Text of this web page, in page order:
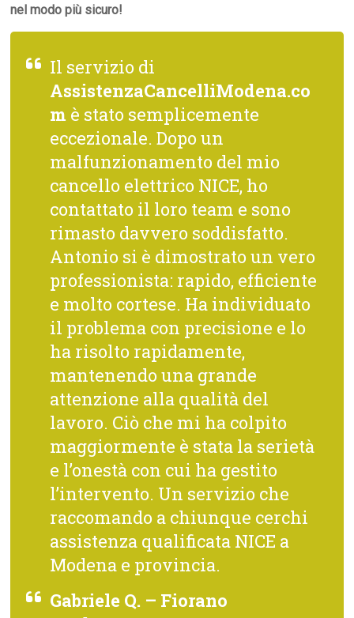
nel modo più sicuro!
Il servizio di
AssistenzaCancelliModena.co
m è stato semplicemente
eccezionale. Dopo un
malfunzionamento del mio
cancello elettrico NICE, ho
contattato il loro team e sono
rimasto davvero soddisfatto.
Antonio si è dimostrato un vero
professionista: rapido, efficiente
e molto cortese. Ha individuato
il problema con precisione e lo
ha risolto rapidamente,
mantenendo una grande
attenzione alla qualità del
lavoro. Ciò che mi ha colpito
maggiormente è stata la serietà
e l’onestà con cui ha gestito
l’intervento. Un servizio che
raccomando a chiunque cerchi
assistenza qualificata NICE a
Modena e provincia.
Gabriele Q. – Fiorano